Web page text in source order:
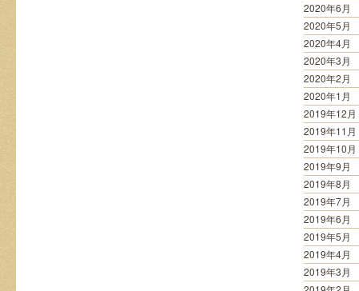
2020年6月
2020年5月
2020年4月
2020年3月
2020年2月
2020年1月
2019年12月
2019年11月
2019年10月
2019年9月
2019年8月
2019年7月
2019年6月
2019年5月
2019年4月
2019年3月